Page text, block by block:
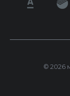
© 2026